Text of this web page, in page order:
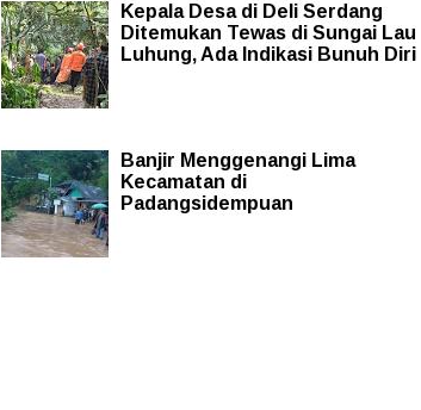
Kepala Desa di Deli Serdang
Ditemukan Tewas di Sungai Lau
Luhung, Ada Indikasi Bunuh Diri
Banjir Menggenangi Lima
Kecamatan di
Padangsidempuan